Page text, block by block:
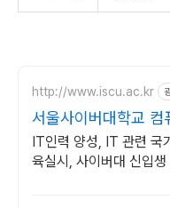
http://www.iscu.ac.kr
서울사이버대학교
가을학기 신편입생
IT인력 양성, IT 관련 국
육실시, 사이버대 신입생